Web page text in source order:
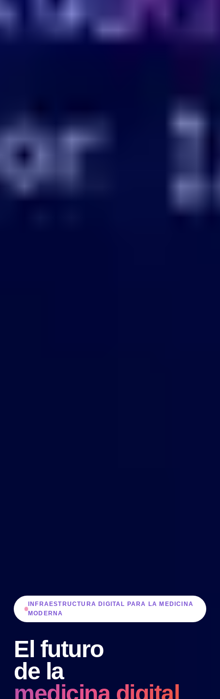
INFRAESTRUCTURA DIGITAL PARA LA MEDICINA
MODERNA
El futuro
de la
medicina digital